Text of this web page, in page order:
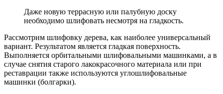
Даже новую террасную или палубную доску
необходимо шлифовать несмотря на гладкость.
Рассмотрим шлифовку дерева, как наиболее универсальный
вариант. Результатом является гладкая поверхность.
Выполняется орбитальными шлифовальными машинками, а в
случае снятия старого лакокрасочного материала или при
реставрации также используются углошлифовальные
машинки (болгарки).